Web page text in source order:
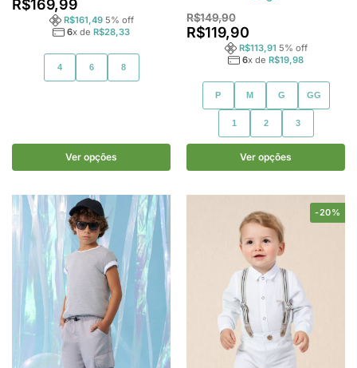
R$169,99
R$161,49 5% off
6x de R$28,33
4 6 8
Ver opções
R$149,90
R$119,90
R$113,91 5% off
6x de R$19,98
P M G GG
1 2 3
Ver opções
-20%